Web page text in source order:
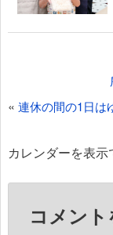
稿
ビ
« 連休の間の1日は
カレンダーを表示
コメン